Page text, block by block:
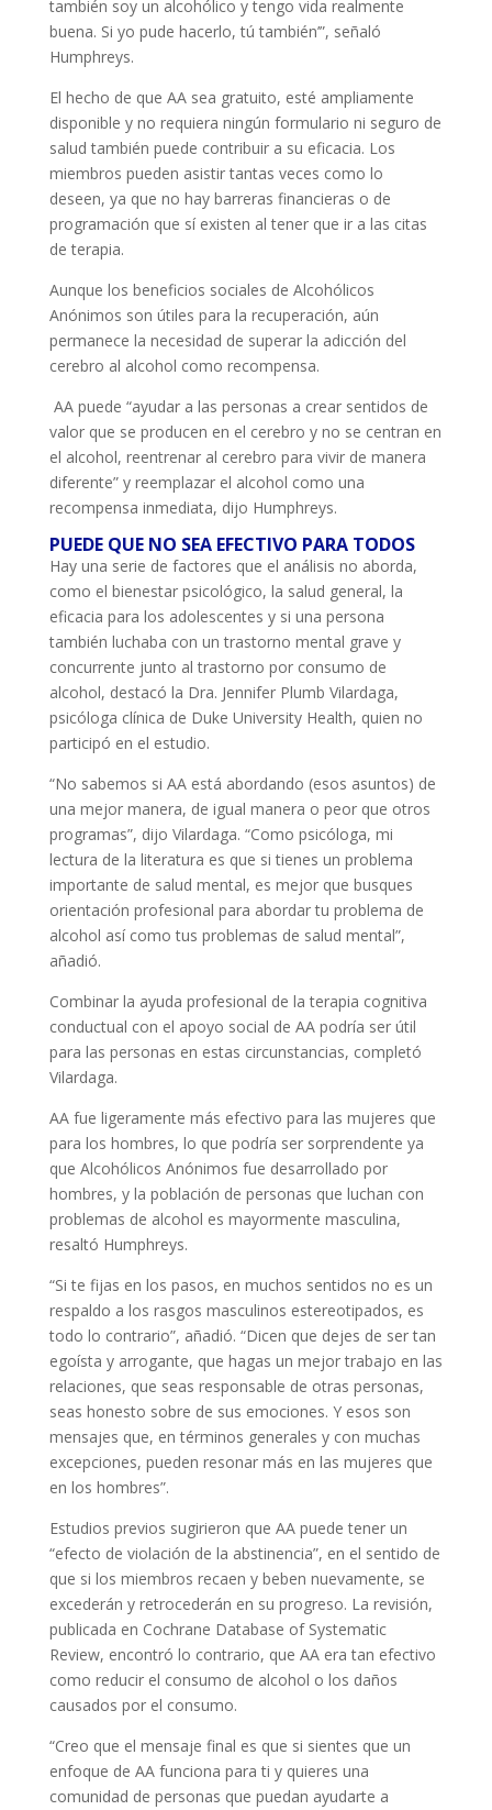
también soy un alcohólico y tengo vida realmente
buena. Si yo pude hacerlo, tú también’”, señaló
Humphreys.
El hecho de que AA sea gratuito, esté ampliamente
disponible y no requiera ningún formulario ni seguro de
salud también puede contribuir a su eficacia. Los
miembros pueden asistir tantas veces como lo
deseen, ya que no hay barreras financieras o de
programación que sí existen al tener que ir a las citas
de terapia.
Aunque los beneficios sociales de Alcohólicos
Anónimos son útiles para la recuperación, aún
permanece la necesidad de superar la adicción del
cerebro al alcohol como recompensa.
AA puede “ayudar a las personas a crear sentidos de
valor que se producen en el cerebro y no se centran en
el alcohol, reentrenar al cerebro para vivir de manera
diferente” y reemplazar el alcohol como una
recompensa inmediata, dijo Humphreys.
PUEDE QUE NO SEA EFECTIVO PARA TODOS
Hay una serie de factores que el análisis no aborda,
como el bienestar psicológico, la salud general, la
eficacia para los adolescentes y si una persona
también luchaba con un trastorno mental grave y
concurrente junto al trastorno por consumo de
alcohol, destacó la Dra. Jennifer Plumb Vilardaga,
psicóloga clínica de Duke University Health, quien no
participó en el estudio.
“No sabemos si AA está abordando (esos asuntos) de
una mejor manera, de igual manera o peor que otros
programas”, dijo Vilardaga. “Como psicóloga, mi
lectura de la literatura es que si tienes un problema
importante de salud mental, es mejor que busques
orientación profesional para abordar tu problema de
alcohol así como tus problemas de salud mental”,
añadió.
Combinar la ayuda profesional de la terapia cognitiva
conductual con el apoyo social de AA podría ser útil
para las personas en estas circunstancias, completó
Vilardaga.
AA fue ligeramente más efectivo para las mujeres que
para los hombres, lo que podría ser sorprendente ya
que Alcohólicos Anónimos fue desarrollado por
hombres, y la población de personas que luchan con
problemas de alcohol es mayormente masculina,
resaltó Humphreys.
“Si te fijas en los pasos, en muchos sentidos no es un
respaldo a los rasgos masculinos estereotipados, es
todo lo contrario”, añadió. “Dicen que dejes de ser tan
egoísta y arrogante, que hagas un mejor trabajo en las
relaciones, que seas responsable de otras personas,
seas honesto sobre de sus emociones. Y esos son
mensajes que, en términos generales y con muchas
excepciones, pueden resonar más en las mujeres que
en los hombres”.
Estudios previos sugirieron que AA puede tener un
“efecto de violación de la abstinencia”, en el sentido de
que si los miembros recaen y beben nuevamente, se
excederán y retrocederán en su progreso. La revisión,
publicada en Cochrane Database of Systematic
Review, encontró lo contrario, que AA era tan efectivo
como reducir el consumo de alcohol o los daños
causados ​​por el consumo.
“Creo que el mensaje final es que si sientes que un
enfoque de AA funciona para ti y quieres una
comunidad de personas que puedan ayudarte a